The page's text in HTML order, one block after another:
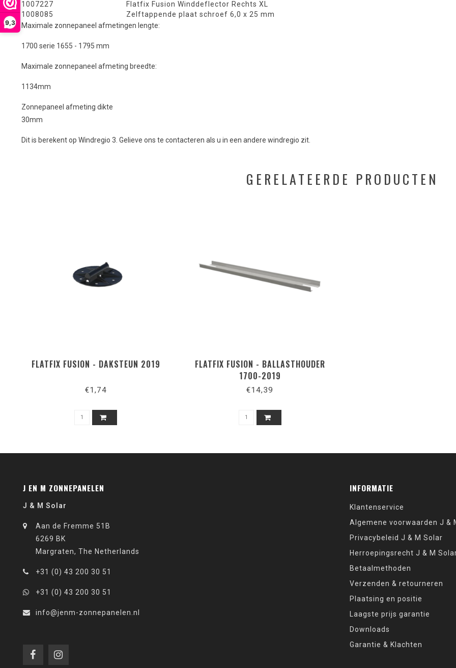
9,3
1007227
Flatfix Fusion Winddeflector Rechts XL
1008085
Zelftappende plaat schroef 6,0 x 25 mm
Maximale zonnepaneel afmetingen lengte:
1700 serie 1655 - 1795 mm
Maximale zonnepaneel afmeting breedte:
1134mm
Zonnepaneel afmeting dikte
30mm
Dit is berekent op Windregio 3. Gelieve ons te contacteren als u in een andere windregio zit.
GERELATEERDE PRODUCTEN
FLATFIX FUSION - DAKSTEUN 2019
€1,74
FLATFIX FUSION - BALLASTHOUDER
1700-2019
€14,39
J EN M ZONNEPANELEN
J & M Solar
Aan de Fremme 51B
6269 BK
Margraten, The Netherlands
+31 (0) 43 200 30 51
+31 (0) 43 200 30 51
info@jenm-zonnepanelen.nl
INFORMATIE
Klantenservice
Algemene voorwaarden J &
Privacybeleid J & M Solar
Herroepingsrecht J & M
Betaalmethoden
Verzenden & retourneren
Plaatsing en positie
Laagste prijs garantie
Downloads
Garantie & Klachten